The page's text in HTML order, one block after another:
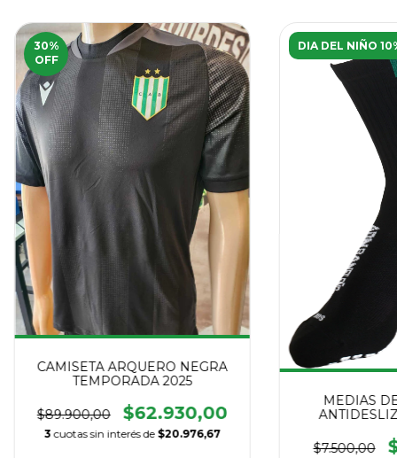
30%
OFF
CAMISETA ARQUERO NEGRA
TEMPORADA 2025
$89.900,00 $62.930,00
3 cuotas sin interés de $20.976,67
DIA DEL NIÑO
MEDIAS
$7.500,00